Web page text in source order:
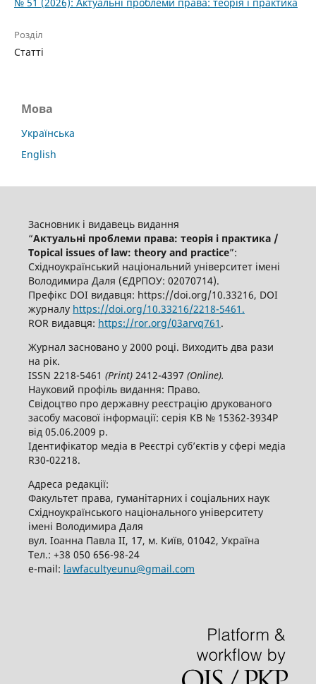
Розділ
Статті
Мова
Українська
English
Засновник і видавець видання
“Актуальні проблеми права: теорія і практика /
Topical issues of law: theory and practice”:
Східноукраїнський національний університет імені
Володимира Даля (ЄДРПОУ: 02070714).
Префікс DOI видавця: https://doi.org/10.33216, DOI
журналу https://doi.org/10.33216/2218-5461.
ROR видавця: https://ror.org/03arvq761 .
Журнал засновано у 2000 році. Виходить два рази
на рік.
ISSN 2218-5461 (Print)2412-4397 (Online).
Науковий профіль видання: Право.
Свідоцтво про державну реєстрацію друкованого
засобу масової інформації: серія КВ № 15362-3934Р
від 05.06.2009 р.
Ідентифікатор медіа в Реєстрі суб’єктів у сфері медіа
R30-02218.
Адреса редакції:
Факультет права, гуманітарних і соціальних наук
Східноукраїнського національного університету
імені Володимира Даля
вул. Іоанна Павла ІІ, 17, м. Київ, 01042, Україна
Тел.: +38 050 656-98-24
е-mail: lawfacultyeunu@gmail.com